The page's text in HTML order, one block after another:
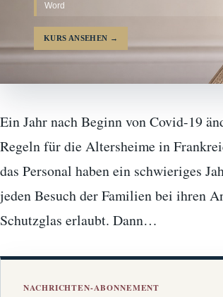
Word
KURS ANSEHEN →
Ein Jahr nach Beginn von Covid-19
Regeln für die Altersheime in
das Personal haben ein schwieriges
jeden Besuch der Familien bei ihren
Schutzglas erlaubt. Dann…
NACHRICHTEN-ABONNEMENT